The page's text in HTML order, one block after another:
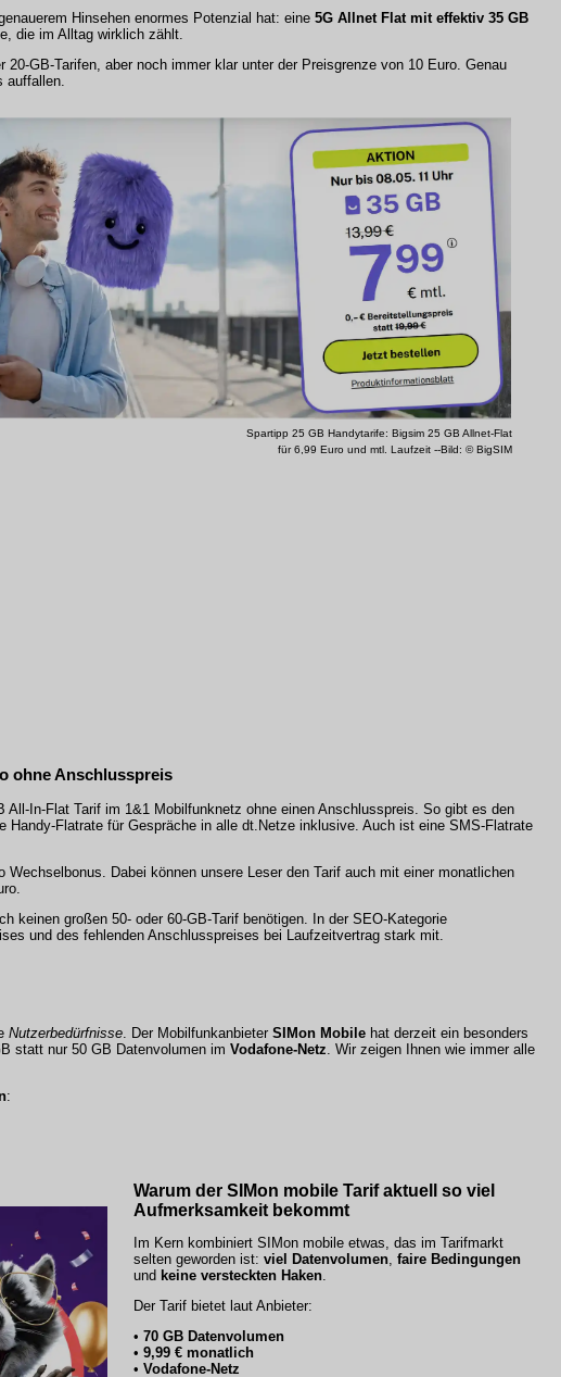
Hinsehen enormes Potenzial hat: eine 5G Allnet Flat mit effektiv 35 GB
die im Alltag wirklich zählt.
GB-Tarifen, aber noch immer klar unter der Preisgrenze von 10 Euro. Genau
auffallen.
Spartipp 25 GB Handytarife: Bigsim 25 GB Allnet-Flat
für 6,99 Euro und mtl. Laufzeit --Bild: © BigSIM
ohne Anschlusspreis
In-Flat Tarif im 1&1 Mobilfunknetz ohne einen Anschlusspreis. So gibt es den
Handy-Flatrate für Gespräche in alle dt.Netze inklusive. Auch ist eine SMS-Flatrate
Dabei können unsere Leser den Tarif auch mit einer monatlichen
keinen großen 50- oder 60-GB-Tarif benötigen. In der SEO-Kategorie
und des fehlenden Anschlusspreises bei Laufzeitvertrag stark mit.
Nutzerbedürfnisse . Der Mobilfunkanbieter SIMon Mobile hat derzeit ein besonders
statt nur 50 GB Datenvolumen im Vodafone-Netz . Wir zeigen Ihnen wie immer alle
:
Warum der SIMon mobile Tarif aktuell so viel
Aufmerksamkeit bekommt
Im Kern kombiniert SIMon mobile etwas, das im Tarifmarkt
selten geworden ist: viel Datenvolumen faire Bedingungen
und keine versteckten Haken
Der Tarif bietet laut Anbieter:
• 70 GB Datenvolumen
• 9,99 € monatlich
• Vodafone-Netz